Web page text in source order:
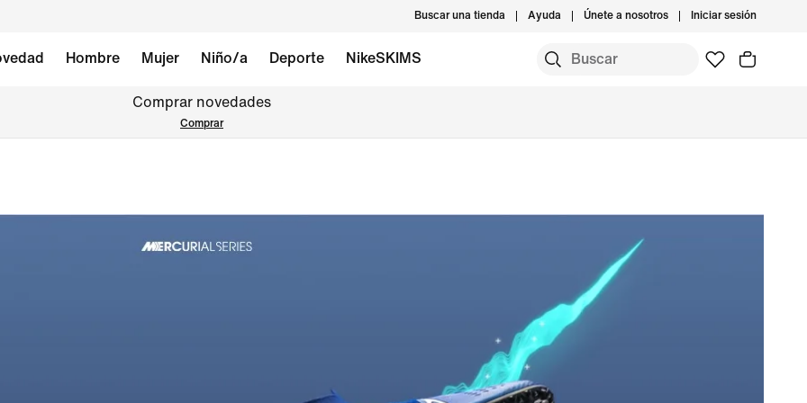
Buscar una tienda Ayuda Únete a nosotros Iniciar sesión
Hombre Mujer Niño/a Deporte NikeSKIMS
Comprar novedades
Comprar